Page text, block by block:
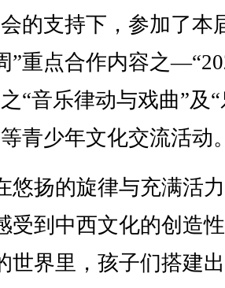
的支持下，参加了本
”重点合作内容之
“音乐律动与戏曲”及
青少年文化交流活动
扬的旋律与充满活
受到中西文化的创造
世界里，孩子们搭建